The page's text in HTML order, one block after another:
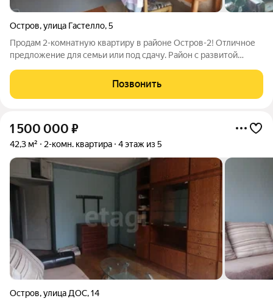
Остров,улица Гастелло,5
Продам 2-комнатную квартиру в районе Остров-2! Отличное
предложение для семьи или под сдачу. Район с развитой
Печное отопление (уютно и автономно). вода - колонка возле
Позвонить
1 500 000 ₽
42,3 м² 2-комн. квартира 4 этаж из 5
Остров,улица ДОС,14